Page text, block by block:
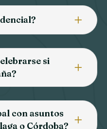
si
con asuntos
o Córdoba?